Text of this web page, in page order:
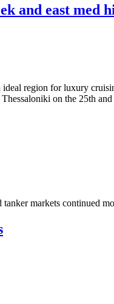
and east med
ideal region for luxury
on the 25th
markets continued